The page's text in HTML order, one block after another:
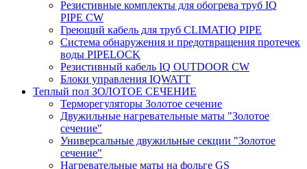
Резистивные комплекты для обогрева труб IQ
PIPE CW
Греющий кабель для труб CLIMATIQ PIPE
Система обнаружения и предотвращения протечек
воды PIPELOCK
Резистивный кабель IQ OUTDOOR CW
Блоки управления IQWATT
Теплый пол ЗОЛОТОЕ СЕЧЕНИЕ
Терморегуляторы Золотое сечение
Двужильные нагревательные маты "Золотое
сечение"
Универсальные двужильные секции "Золотое
сечение"
Нагревательные маты на фольге GS